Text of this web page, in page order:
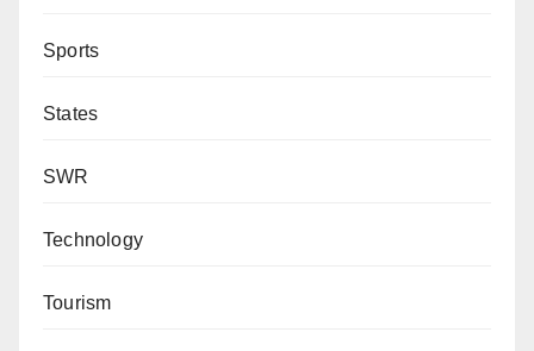
Sports
States
SWR
Technology
Tourism